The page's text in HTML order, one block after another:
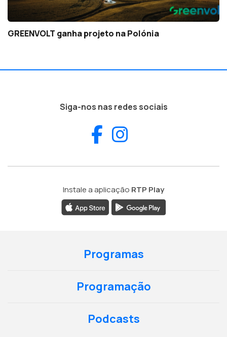
GREENVOLT ganha projeto na Polónia
Siga-nos nas redes sociais
Facebook
Instale a aplicação RTP Play
Programas
Programação
Podcasts